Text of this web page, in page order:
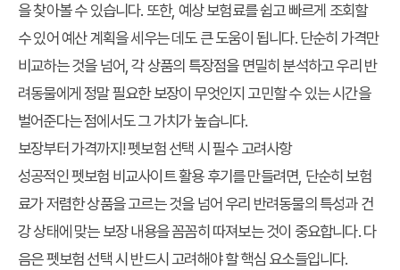
을 찾아볼 수 있습니다. 또한, 예상 보험료를 쉽고 빠르게 조회할
수 있어 예산 계획을 세우는 데도 큰 도움이 됩니다. 단순히 가격만
비교하는 것을 넘어, 각 상품의 특장점을 면밀히 분석하고 우리 반
려동물에게 정말 필요한 보장이 무엇인지 고민할 수 있는 시간을
벌어준다는 점에서도 그 가치가 높습니다.
보장부터 가격까지! 펫보험 선택 시 필수 고려사항
성공적인펫보험 비교사이트 활용 후기 를 만들려면, 단순히 보험
료가 저렴한 상품을 고르는 것을 넘어 우리 반려동물의 특성과 건
강 상태에 맞는 보장 내용을 꼼꼼히 따져보는 것이 중요합니다. 다
음은 펫보험 선택 시 반드시 고려해야 할 핵심 요소들입니다.